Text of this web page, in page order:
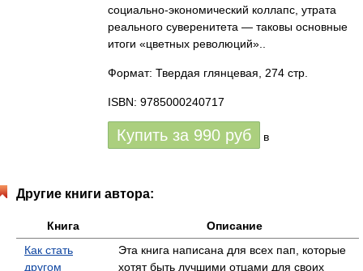
социально-экономический коллапс, утрата
реального суверенитета — таковы основные
итоги «цветных революций»..
Формат: Твердая глянцевая, 274 стр.
ISBN: 9785000240717
Купить за 990 руб в
Другие книги автора:
Книга
Описание
Как стать
другом
Эта книга написана для всех пап, которые
хотят быть лучшими отцами для своих